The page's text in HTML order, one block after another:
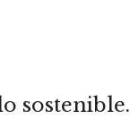
sostenible.